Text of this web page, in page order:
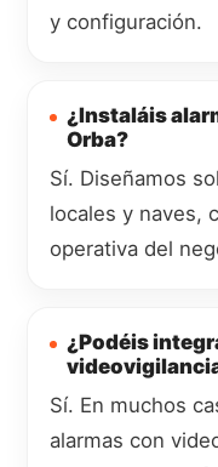
y configuración.
¿Instaláis
Orba?
Sí. Diseñamos
locales y naves,
operativa del
¿Podéis
Sí. En muchos
alarmas con